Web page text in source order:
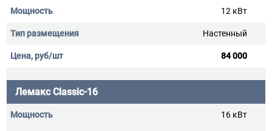
12 кВт
Настенный
84 000
Лемакс Classic-16
16 кВт